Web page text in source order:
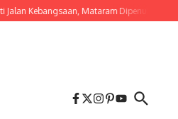
Kebangsaan, Mataram Dipenuhi Merah